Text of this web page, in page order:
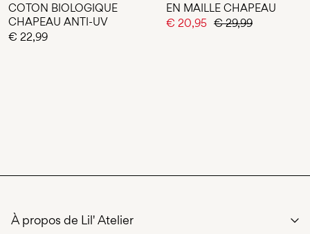
COTON BIOLOGIQUE
CHAPEAU ANTI-UV
€ 22,99
EN MAILLE CHAPEAU
€ 20,95 € 29,99
À propos de Lil' Atelier